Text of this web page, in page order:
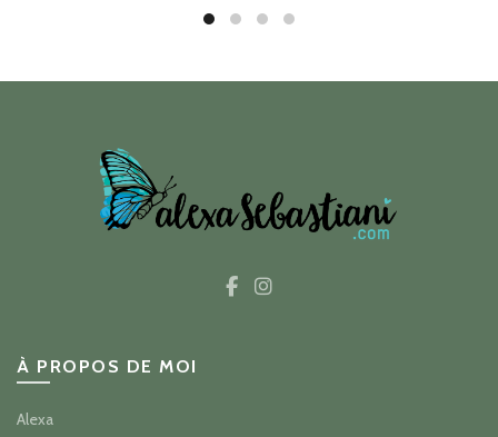
À PROPOS DE MOI
Alexa